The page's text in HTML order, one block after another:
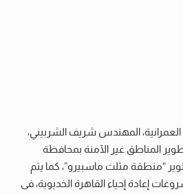
العمرانية، المهندس شريف الشربيني،
المناطق غير الآمنة بمحافظة
“منطقة مثلث ماسبيرو”، كما يتم
إعادة إحياء القاهرة الخديوية، فى